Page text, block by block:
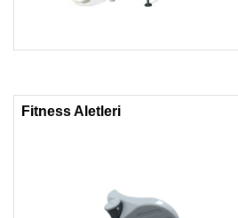
Fitness Aletleri